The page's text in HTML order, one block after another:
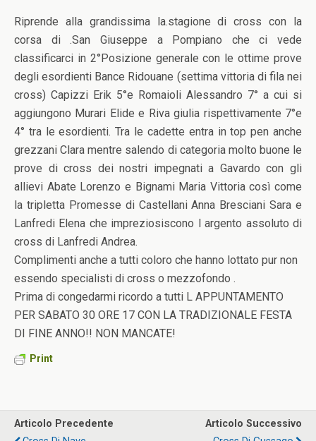
Riprende alla grandissima la.stagione di cross con la
corsa di .San Giuseppe a Pompiano che ci vede
classificarci in 2°Posizione generale con le ottime prove
degli esordienti Bance Ridouane (settima vittoria di fila nei
cross) Capizzi Erik 5°e Romaioli Alessandro 7° a cui si
aggiungono Murari Elide e Riva giulia rispettivamente 7°e
4° tra le esordienti. Tra le cadette entra in top pen anche
grezzani Clara mentre salendo di categoria molto buone le
prove di cross dei nostri impegnati a Gavardo con gli
allievi Abate Lorenzo e Bignami Maria Vittoria così come
la tripletta Promesse di Castellani Anna Bresciani Sara e
Lanfredi Elena che impreziosiscono l argento assoluto di
cross di Lanfredi Andrea.
Complimenti anche a tutti coloro che hanno lottato pur non
essendo specialisti di cross o mezzofondo .
Prima di congedarmi ricordo a tutti L APPUNTAMENTO
PER SABATO 30 ORE 17 CON LA TRADIZIONALE FESTA
DI FINE ANNO!! NON MANCATE!
Print
Articolo Precedente
Articolo Successivo